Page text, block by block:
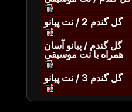
گل گندم 2 / نت پیانو
گل گندم / پیانو آسان
همراه با نت موسیقی
گل گندم 3 / نت پیانو